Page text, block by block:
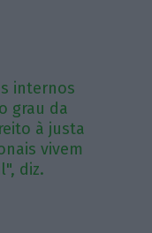
internos
grau da
à justa
vivem
diz.